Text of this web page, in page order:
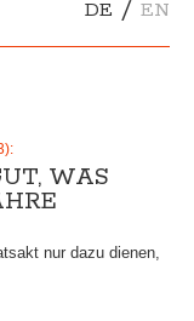
DE / EN
WAS
nur dazu dienen,